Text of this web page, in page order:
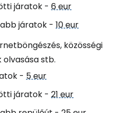
járatok - 6 eur
járatok - 10 eur
közösségi
stb.
- 5 eur
járatok - 21 eur